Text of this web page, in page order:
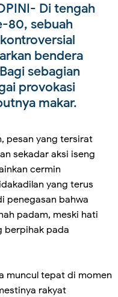
- Di tengah
80, sebuah
bendera
sebagian
provokasi
makar.
pesan yang tersirat
sekadar aksi iseng
cermin
yang terus
penegasan bahwa
padam, meski hati
berpihak pada
muncul tepat di momen
rakyat